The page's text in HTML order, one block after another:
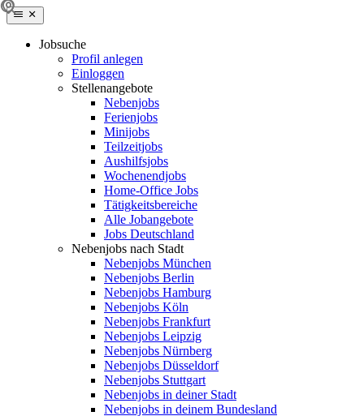
Jobsuche
Profil anlegen
Einloggen
Stellenangebote
Nebenjobs
Ferienjobs
Minijobs
Teilzeitjobs
Aushilfsjobs
Wochenendjobs
Home-Office Jobs
Tätigkeitsbereiche
Alle Jobangebote
Jobs Deutschland
Nebenjobs nach Stadt
Nebenjobs München
Nebenjobs Berlin
Nebenjobs Hamburg
Nebenjobs Köln
Nebenjobs Frankfurt
Nebenjobs Leipzig
Nebenjobs Nürnberg
Nebenjobs Düsseldorf
Nebenjobs Stuttgart
Nebenjobs in deiner Stadt
Nebenjobs in deinem Bundesland